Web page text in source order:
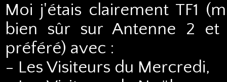
Moi j'étais clairement TF1
bien sûr sur Antenne 2 et
préféré) avec :
- Les Visiteurs du Mercredi,